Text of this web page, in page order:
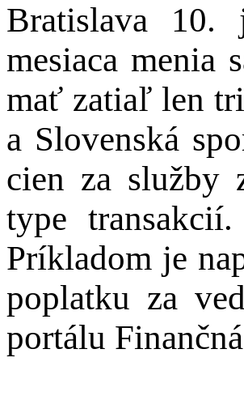
Bratislava 10.
mesiaca menia
mať zatiaľ len
a Slovenská
cien za služby
type
Príkladom je
poplatku za
portálu